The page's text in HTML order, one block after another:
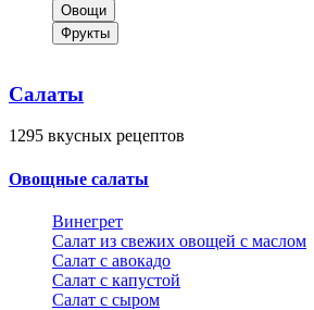
Овощи
Фрукты
Салаты
1295 вкусных рецептов
Овощные салаты
Винегрет
Салат из свежих овощей с маслом
Салат с авокадо
Салат с капустой
Салат с сыром